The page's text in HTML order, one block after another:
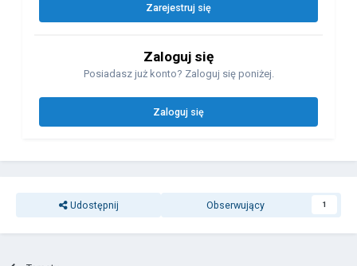
Zarejestruj się
Zaloguj się
Posiadasz już konto? Zaloguj się poniżej.
Zaloguj się
Udostępnij Obserwujący 1